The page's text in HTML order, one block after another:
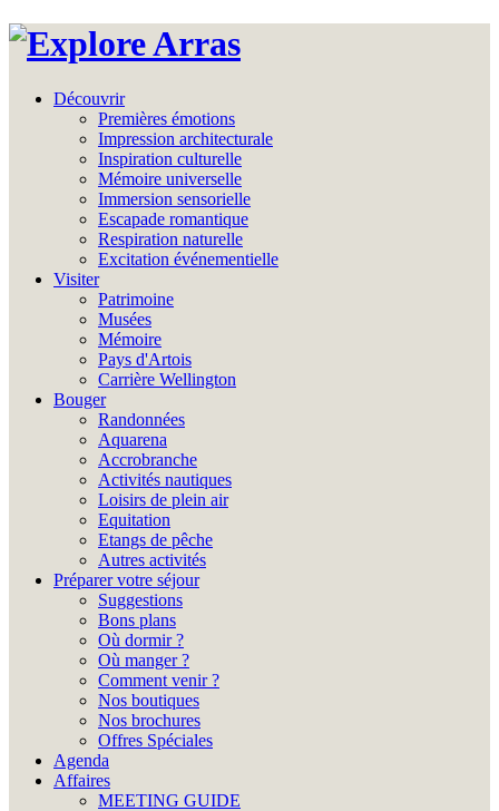
Découvrir
Premières émotions
Impression architecturale
Inspiration culturelle
Mémoire universelle
Immersion sensorielle
Escapade romantique
Respiration naturelle
Excitation événementielle
Visiter
Patrimoine
Musées
Mémoire
Pays d'Artois
Carrière Wellington
Bouger
Randonnées
Aquarena
Accrobranche
Activités nautiques
Loisirs de plein air
Equitation
Etangs de pêche
Autres activités
Préparer votre séjour
Suggestions
Bons plans
Où dormir ?
Où manger ?
Comment venir ?
Nos boutiques
Nos brochures
Offres Spéciales
Agenda
Affaires
MEETING GUIDE